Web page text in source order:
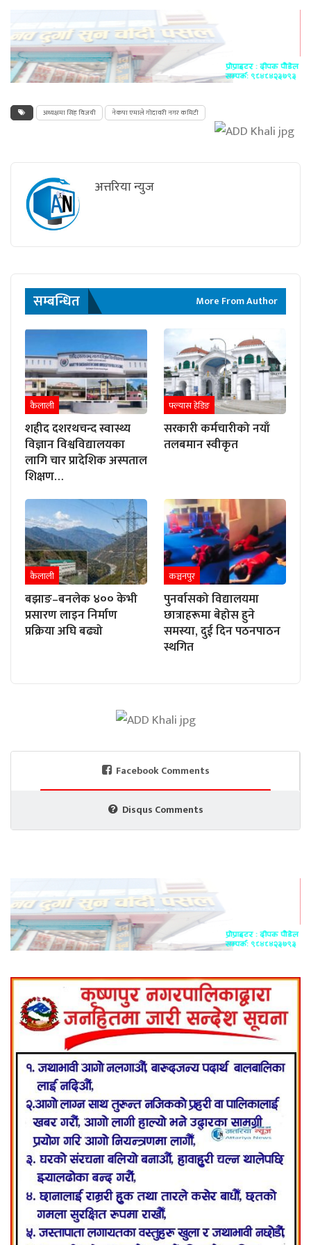
अध्यक्षमा सिंह विजयी नेकपा एमाले गोदावरी नगर कमिटी
अत्तरिया न्युज
सम्बन्धित More From Author
कैलाली
शहीद दशरथचन्द स्वास्थ्य
विज्ञान विश्वविद्यालयका
लागि चार प्रादेशिक अस्पताल
शिक्षण…
फ्ल्यास हेडिङ
सरकारी कर्मचारीको नयाँ
तलबमान स्वीकृत
कैलाली
बझाङ–बनलेक ४०० केभी
प्रसारण लाइन निर्माण
प्रक्रिया अघि बढ्यो
कञ्चनपुर
पुनर्वासको विद्यालयमा
छात्राहरूमा बेहोस हुने
समस्या, दुई दिन पठनपाठन
स्थगित
Facebook Comments
Disqus Comments